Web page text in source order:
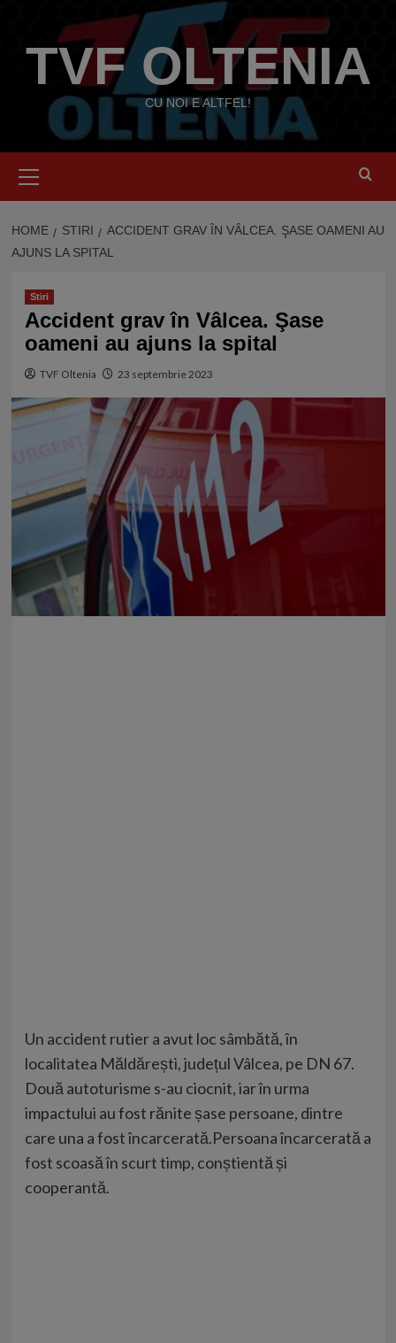
contentTVF OLTENIA
CU NOI E ALTFEL!
Menu
HOME STIRI
ACCIDENT GRAV ÎN VÂLCEA. ŞASE OAMENI AU
AJUNS LA SPITAL
Stiri
Accident grav în Vâlcea. Şase
oameni au ajuns la spital
TVF Oltenia 23 septembrie 2023
Un accident rutier a avut loc sâmbătă, în
localitatea Măldărești, județul Vâlcea, pe DN 67.
Două autoturisme s-au ciocnit, iar în urma
impactului au fost rănite șase persoane, dintre
care una a fost încarcerată.Persoana încarcerată a
fost scoasă în scurt timp, conștientă și
cooperantă.